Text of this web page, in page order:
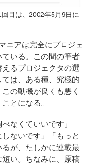
目は、2002年5月9日に
ニアは完全にプロジェ
いる。この間の筆者
るプロジェクタの選
は、ある種、究極的
の動機が良くも悪く
とになる。
なくていいです」
しないです」「もっと
が、たしかに連載最
い。ちなみに、原稿